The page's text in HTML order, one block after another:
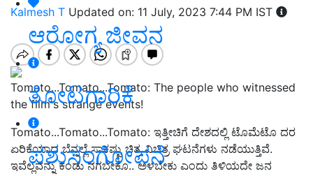
ಆರೋಗ್ಯ ಜೀವನ
ತೋಟಗಾರಿಕೆ
ಪಶುಸಂಗೋಪನೆ
Kalmesh T Updated on: 11 July, 2023 7:44 PM IST
Tomato...Tomato...Tomato: The people who witnessed
the film's strange events!
Tomato...Tomato...Tomato: ಇತ್ತೀಚಿಗೆ ದೇಶದಲ್ಲಿ ಟೊಮೆಟೊ ದರ
ಏರಿಕೆಯಾದ ಬೆನ್ನಲ್ಲೆ ಸಾಕಷ್ಟು ಚಿತ್ರ ವಿಚಿತ್ರ ಘಟನೆಗಳು ನಡೆಯುತ್ತಿವೆ.
ಇವೆಲ್ಲವನ್ನು ಕಂಡು ನಗಬೇಕೊ.. ಅಳಬೇಕು ಎಂದು ತಿಳಿಯದೇ ಜನ